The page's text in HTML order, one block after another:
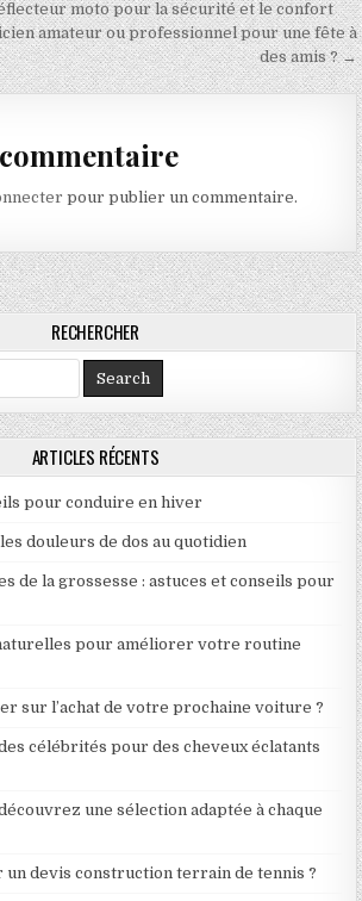
l’article
moto pour la sécurité et le confort
amateur ou professionnel pour une fête à
des amis ? →
pour publier un commentaire.
RECHERCHER
ARTICLES RÉCENTS
pour conduire en hiver
douleurs de dos au quotidien
de la grossesse : astuces et conseils pour
pour améliorer votre routine
sur l’achat de votre prochaine voiture ?
célébrités pour des cheveux éclatants
une sélection adaptée à chaque
un devis construction terrain de tennis ?